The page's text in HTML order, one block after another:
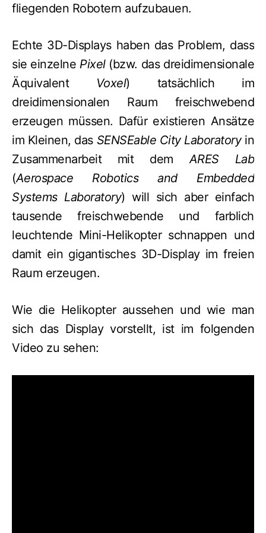
fliegenden Robotern aufzubauen.
Echte 3D-Displays haben das Problem, dass
sie einzelne Pixel(bzw. das dreidimensionale
Äquivalent Voxel) tatsächlich im
dreidimensionalen Raum freischwebend
erzeugen müssen. Dafür existieren Ansätze
im Kleinen, das SENSEable City Laboratoryin
Zusammenarbeit mit dem ARES Lab
(Aerospace Robotics and Embedded
Systems Laboratory) will sich aber einfach
tausende freischwebende und farblich
leuchtende Mini-Helikopter schnappen und
damit ein gigantisches 3D-Display im freien
Raum erzeugen.
Wie die Helikopter aussehen und wie man
sich das Display vorstellt, ist im folgenden
Video zu sehen: